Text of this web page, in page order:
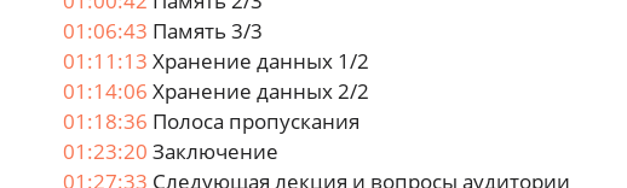
01:06:43 Память 3/3
01:11:13 Хранение данных 1/2
01:14:06 Хранение данных 2/2
01:18:36 Полоса пропускания
01:23:20 Заключение
01:27:33 Следующая лекция и вопросы аудитории